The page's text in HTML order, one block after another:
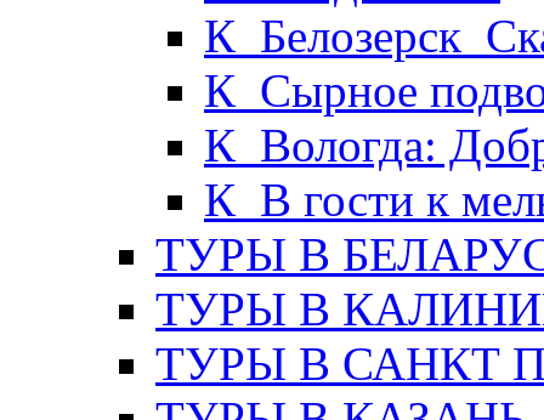
К_Сырное
К_Вологда:
К_В гости к
ТУРЫ В
ТУРЫ В
ТУРЫ В САНКТ